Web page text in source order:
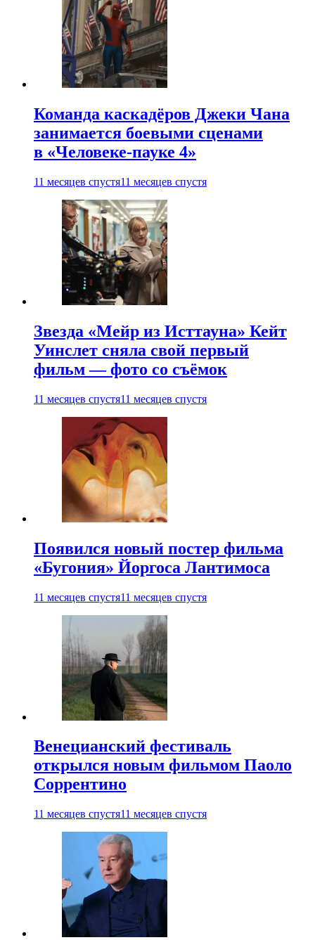
Команда каскадёров Джеки Чана
занимается боевыми сценами
в «Человеке-пауке 4»
11 месяцев спустя11 месяцев спустя
Звезда «Мейр из Исттауна» Кейт
Уинслет сняла свой первый
фильм — фото со съёмок
11 месяцев спустя11 месяцев спустя
Появился новый постер фильма
«Бугония» Йоргоса Лантимоса
11 месяцев спустя11 месяцев спустя
Венецианский фестиваль
открылся новым фильмом Паоло
Соррентино
11 месяцев спустя11 месяцев спустя